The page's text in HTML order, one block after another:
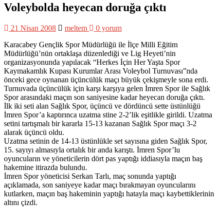
Voleybolda heyecan doruğa çıktı
21 Nisan 2008 meltem
0 yorum
Karacabey Gençlik Spor Müdürlüğü ile İlçe Milli Eğitim
Müdürlüğü’nün ortaklaşa düzenlediği ve Lig Heyeti’nin
organizasyonunda yapılacak “Herkes İçin Her Yaşta Spor
Kaymakamlık Kupası Kurumlar Arası Voleybol Turnuvası”nda
önceki gece oynanan üçüncülük maçı büyük çekişmeyle sona erdi.
Turnuvada üçüncülük için karşı karşıya gelen İmren Spor ile Sağlık
Spor arasındaki maçın son saniyesine kadar heyecan doruğa çıktı.
İlk iki seti alan Sağlık Spor, üçüncü ve dördüncü sette üstünlüğü
İmren Spor’a kaptırınca uzatma stine 2-2’lik eşitlikle girildi. Uzatma
setini tartışmalı bir kararla 15-13 kazanan Sağlık Spor maçı 3-2
alarak üçüncü oldu.
Uzatma setinin de 14-13 üstünlükle set sayısına giden Sağlık Spor,
15. sayıyı almasıyla ortalık bir anda karıştı. İmren Spor’lu
oyuncuların ve yöneticilerin dört pas yaptığı iddiasıyla maçın baş
hakemine itirazda bulundu.
İmren Spor yöneticisi Serkan Tarlı, maç sonunda yaptığı
açıklamada, son saniyeye kadar maçı bırakmayan oyuncularını
kutlarken, maçın baş hakeminin yaptığı hatayla maçı kaybettiklerinin
altını çizdi.